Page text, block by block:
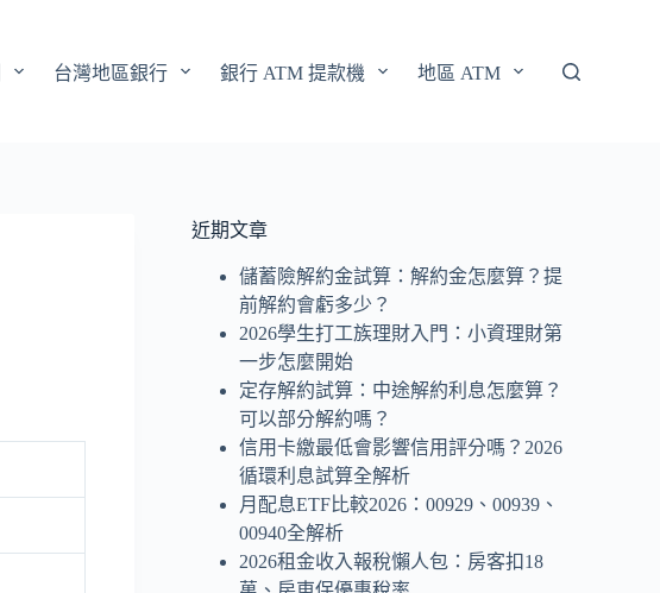
台灣地區銀行 銀行 ATM 提款機 地區 ATM
近期文章
儲蓄險解約金試算：解約金怎麼算？提
前解約會虧多少？
2026學生打工族理財入門：小資理財第
一步怎麼開始
定存解約試算：中途解約利息怎麼算？
可以部分解約嗎？
信用卡繳最低會影響信用評分嗎？2026
循環利息試算全解析
月配息ETF比較2026：00929、00939、
00940全解析
2026租金收入報稅懶人包：房客扣18